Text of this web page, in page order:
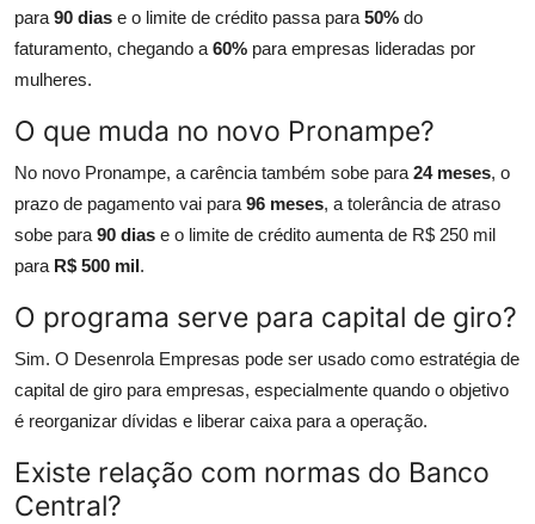
para 90 dias e o limite de crédito passa para 50% do
faturamento, chegando a 60% para empresas lideradas por
mulheres.
O que muda no novo Pronampe?
No novo Pronampe, a carência também sobe para 24 meses, o
prazo de pagamento vai para 96 meses, a tolerância de atraso
sobe para 90 dias e o limite de crédito aumenta de R$ 250 mil
para R$ 500 mil.
O programa serve para capital de giro?
Sim. O Desenrola Empresas pode ser usado como estratégia de
capital de giro para empresas, especialmente quando o objetivo
é reorganizar dívidas e liberar caixa para a operação.
Existe relação com normas do Banco
Central?